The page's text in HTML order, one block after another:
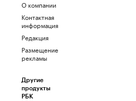
О компании
Контактная
информация
Редакция
Размещение
рекламы
Другие
продукты
РБК